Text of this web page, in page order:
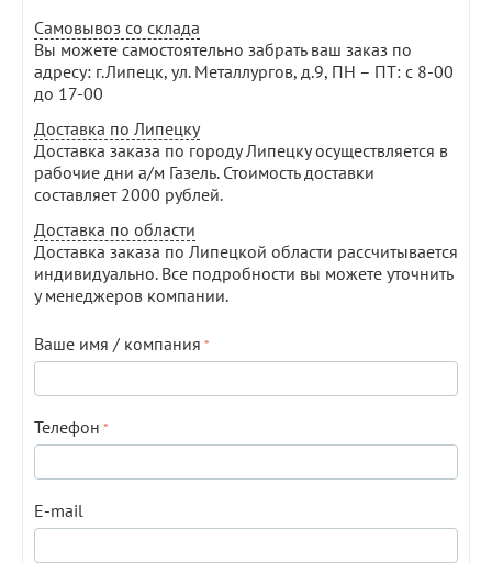
Самовывоз со склада
Вы можете самостоятельно забрать ваш заказ по
адресу: г.Липецк, ул. Металлургов, д.9, ПН – ПТ: с 8-00
до 17-00
Доставка по Липецку
Доставка заказа по городу Липецку осуществляется в
рабочие дни а/м Газель. Стоимость доставки
составляет 2000 рублей.
Доставка по области
Доставка заказа по Липецкой области рассчитывается
индивидуально. Все подробности вы можете уточнить
у менеджеров компании.
Ваше имя / компания
Телефон
E-mail